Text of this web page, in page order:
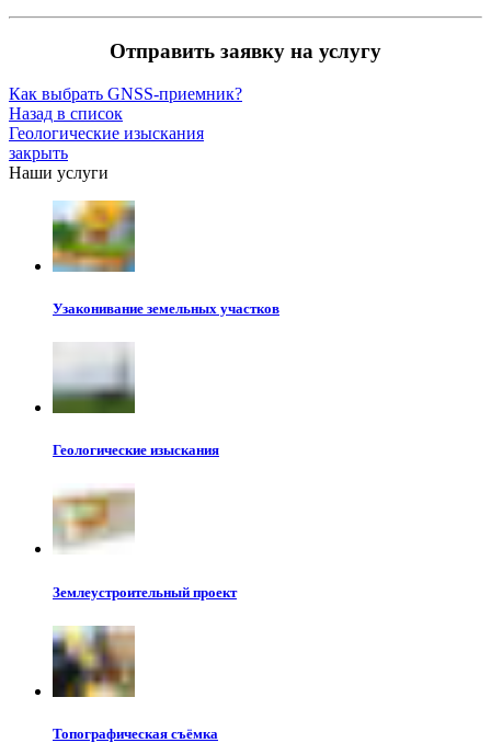
Отправить заявку на услугу
Как выбрать GNSS-приемник?
Назад в список
Геологические изыскания
закрыть
Наши услуги
Узаконивание земельных участков
Геологические изыскания
Землеустроительный проект
Топографическая съёмка